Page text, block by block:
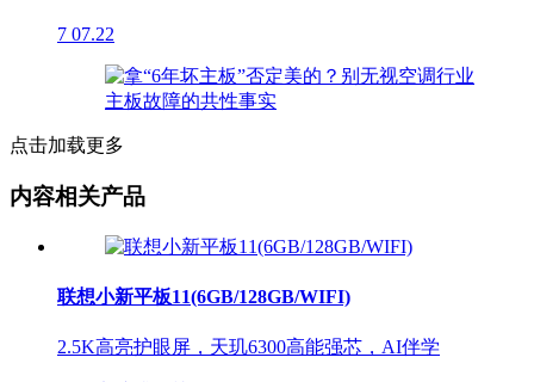
7 07.22
点击加载更多
内容相关产品
联想小新平板11(6GB/128GB/WIFI)
2.5K高亮护眼屏，天玑6300高能强芯，AI伴学